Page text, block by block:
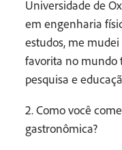
Universidade de
em engenharia
estudos, me
favorita no mundo
pesquisa e
2. Como você
gastronômica?